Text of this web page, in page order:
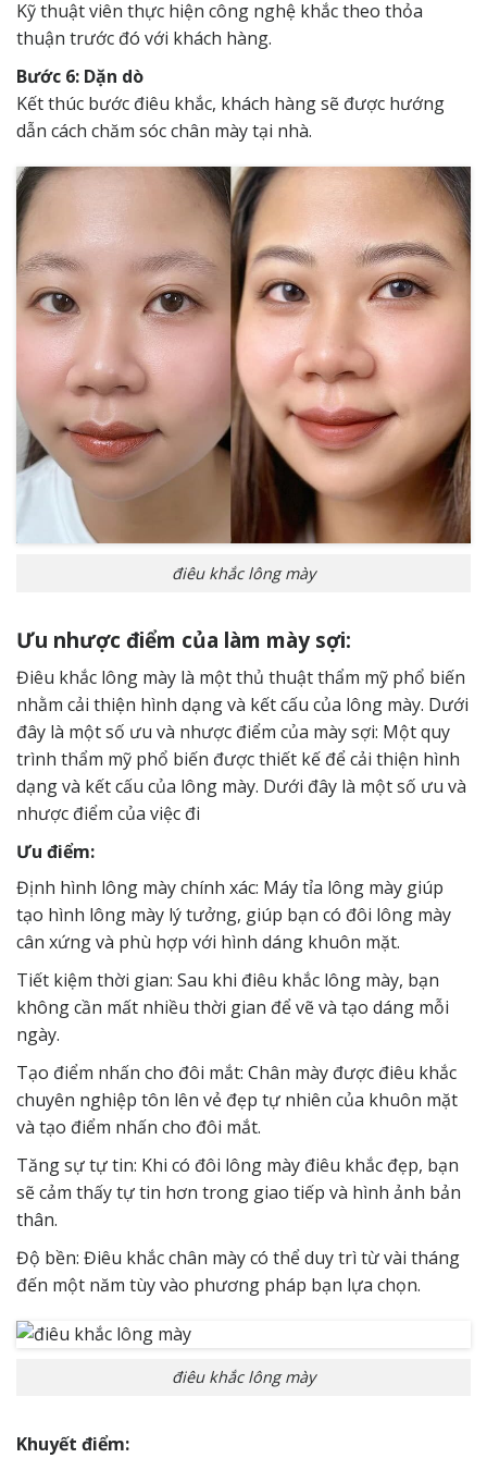
Kỹ thuật viên thực hiện công nghệ khắc theo thỏa
thuận trước đó với khách hàng.
Bước 6: Dặn dò
Kết thúc bước điêu khắc, khách hàng sẽ được hướng
dẫn cách chăm sóc chân mày tại nhà.
điêu khắc lông mày
Ưu nhược điểm của làm mày sợi:
Điêu khắc lông mày là một thủ thuật thẩm mỹ phổ biến
nhằm cải thiện hình dạng và kết cấu của lông mày. Dưới
đây là một số ưu và nhược điểm của mày sợi: Một quy
trình thẩm mỹ phổ biến được thiết kế để cải thiện hình
dạng và kết cấu của lông mày. Dưới đây là một số ưu và
nhược điểm của việc đi
Ưu điểm:
Định hình lông mày chính xác: Máy tỉa lông mày giúp
tạo hình lông mày lý tưởng, giúp bạn có đôi lông mày
cân xứng và phù hợp với hình dáng khuôn mặt.
Tiết kiệm thời gian: Sau khi điêu khắc lông mày, bạn
không cần mất nhiều thời gian để vẽ và tạo dáng mỗi
ngày.
Tạo điểm nhấn cho đôi mắt: Chân mày được điêu khắc
chuyên nghiệp tôn lên vẻ đẹp tự nhiên của khuôn mặt
và tạo điểm nhấn cho đôi mắt.
Tăng sự tự tin: Khi có đôi lông mày điêu khắc đẹp, bạn
sẽ cảm thấy tự tin hơn trong giao tiếp và hình ảnh bản
thân.
Độ bền: Điêu khắc chân mày có thể duy trì từ vài tháng
đến một năm tùy vào phương pháp bạn lựa chọn.
điêu khắc lông mày
Khuyết điểm: